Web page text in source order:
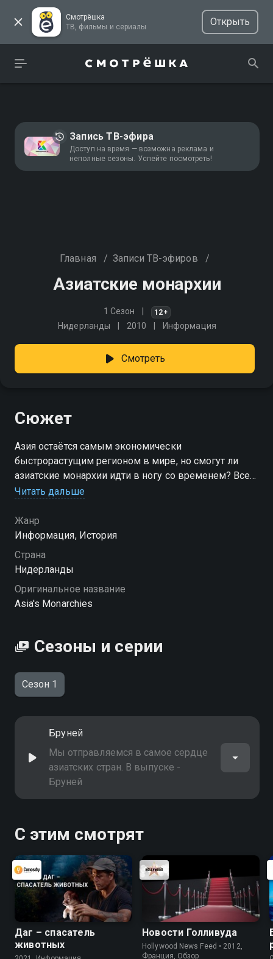
Смотрёшка
ТВ, фильмы и сериалы
Открыть
Запись ТВ-эфира
Доступ на время — возможна реклама и
неполные сезоны. Успейте посмотреть!
Главная / Записи ТВ-эфиров /
Азиатские монархии
1 Сезон 12+
Нидерланды 2010 Информация
Смотреть
Сюжет
Азия остаётся самым экономически
быстрорастущим регионом в мире, но смогут ли
азиатские монархии идти в ногу со временем? Все
азиатские монархии уникальны, но есть одно, что их
точке своего пути
Читать дальше
Жанр
Информация, История
Страна
Нидерланды
Оригинальное название
Asia's Monarchies
Сезоны и серии
Сезон 1
Бруней
Мы отправляемся в самое сердце
азиатских стран. В выпуске -
Бруней
С этим смотрят
Даг – спасатель
животных
Новости Голливуда
Hollywood News Feed • 2012,
Франция, Обзор